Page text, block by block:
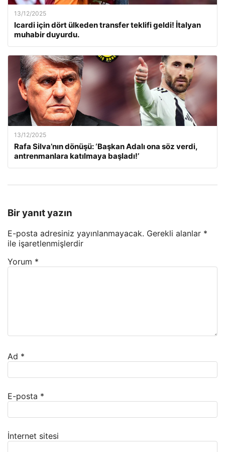
13/12/2025
Icardi için dört ülkeden transfer teklifi geldi! İtalyan
muhabir duyurdu.
13/12/2025
Rafa Silva’nın dönüşü: ‘Başkan Adalı ona söz verdi,
antrenmanlara katılmaya başladı!’
Bir yanıt yazın
E-posta adresiniz yayınlanmayacak. Gerekli alanlar *
ile işaretlenmişlerdir
Yorum *
Ad *
E-posta *
İnternet sitesi